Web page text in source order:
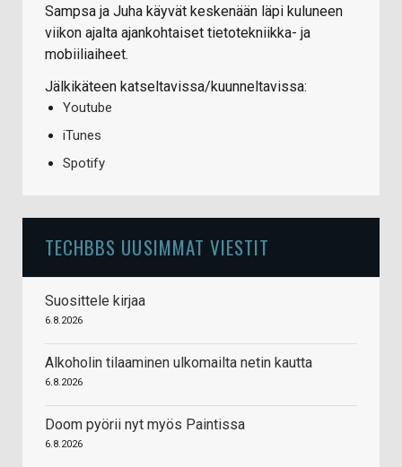
Sampsa ja Juha käyvät keskenään läpi kuluneen
viikon ajalta ajankohtaiset tietotekniikka- ja
mobiiliaiheet.
Jälkikäteen katseltavissa/kuunneltavissa:
Youtube
iTunes
Spotify
TECHBBS UUSIMMAT VIESTIT
Suosittele kirjaa
6.8.2026
Alkoholin tilaaminen ulkomailta netin kautta
6.8.2026
Doom pyörii nyt myös Paintissa
6.8.2026